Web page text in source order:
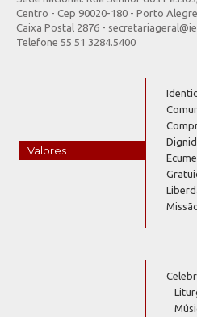
Centro - Cep 90020-180 - Porto
Caixa Postal 2876 -
Telefone 55 51 3284.5400
Valores